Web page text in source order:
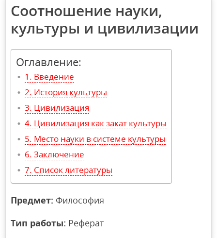
Соотношение науки,
культуры и цивилизации
Оглавление:
Введение
История культуры
Цивилизация
Цивилизация как закат культуры
Место науки в системе культуры
Заключение
Список литературы
Предмет: Философия
Тип работы: Реферат